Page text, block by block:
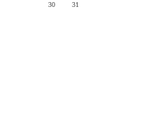
30 31